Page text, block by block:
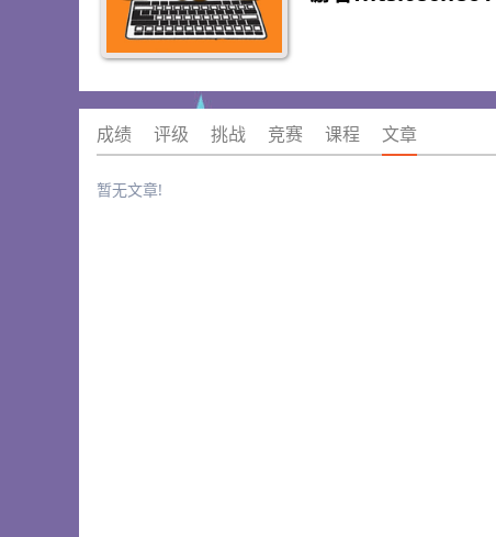
成绩 评级 挑战 竞赛 课程 文章
暂无文章!